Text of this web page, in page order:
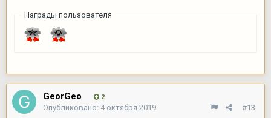
Награды пользователя
GeorGeo 2
#13
Опубликовано: 4 октября 2019